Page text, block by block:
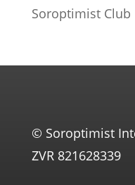
Soroptimist Club
© Soroptimist
ZVR 821628339